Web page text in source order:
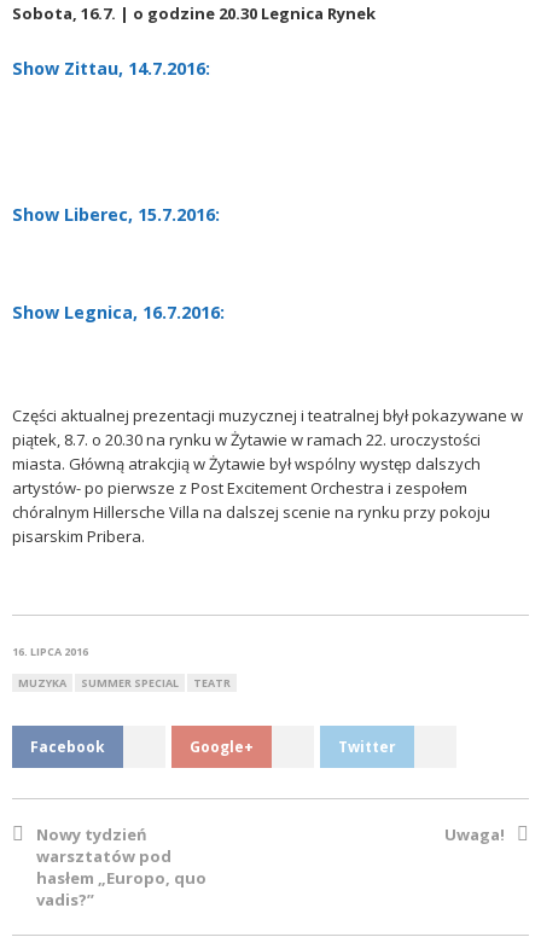
Sobota, 16.7. | o godzine 20.30 Legnica Rynek
Show Zittau, 14.7.2016:
Show Liberec, 15.7.2016:
Show Legnica, 16.7.2016:
Części aktualnej prezentacji muzycznej i teatralnej błył pokazywane w
piątek, 8.7. o 20.30 na rynku w Żytawie w ramach 22. uroczystości
miasta. Główną atrakcjią w Żytawie był wspólny występ dalszych
artystów- po pierwsze z Post Excitement Orchestra i zespołem
chóralnym Hillersche Villa na dalszej scenie na rynku przy pokoju
pisarskim Pribera.
16. LIPCA 2016
MUZYKA
SUMMER SPECIAL TEATR
Facebook Google+ Twitter
Nowy tydzień
warsztatów pod
hasłem „Europo, quo
vadis?”
Uwaga!